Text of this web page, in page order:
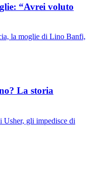
“Avrei voluto
la moglie di Lino Banfi,
La storia
Usher, gli impedisce di